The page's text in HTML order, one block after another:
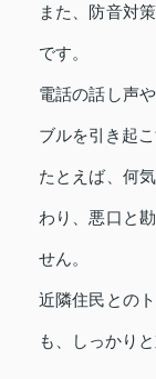
また、防音対
です。
電話の話し声
ブルを引き起
たとえば、何
わり、悪口と
せん。
近隣住民との
も、しっかり